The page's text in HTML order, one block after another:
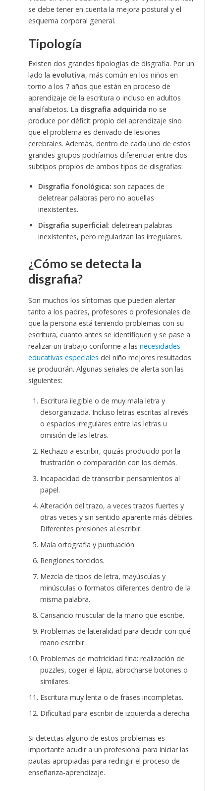
se debe tener en cuenta la mejora postural y el
esquema corporal general.
Tipología
Existen dos grandes tipologías de disgrafia. Por un
lado la evolutiva, más común en los niños en
torno a los 7 años que están en proceso de
aprendizaje de la escritura o incluso en adultos
analfabetos. La disgrafia adquirida no se
produce por déficit propio del aprendizaje sino
que el problema es derivado de lesiones
cerebrales. Además, dentro de cada uno de estos
grandes grupos podríamos diferenciar entre dos
subtipos propios de ambos tipos de disgrafias:
Disgrafia fonológica: son capaces de
deletrear palabras pero no aquellas
inexistentes.
Disgrafia superficial: deletrean palabras
inexistentes, pero regularizan las irregulares.
¿Cómo se detecta la
disgrafia?
Son muchos los síntomas que pueden alertar
tanto a los padres, profesores o profesionales de
que la persona está teniendo problemas con su
escritura, cuanto antes se identifiquen y se pase a
realizar un trabajo conforme a las necesidades
educativas especiales del niño mejores resultados
se producirán. Algunas señales de alerta son las
siguientes:
Escritura ilegible o de muy mala letra y
desorganizada. Incluso letras escritas al revés
o espacios irregulares entre las letras u
omisión de las letras.
Rechazo a escribir, quizás producido por la
frustración o comparación con los demás.
Incapacidad de transcribir pensamientos al
papel.
Alteración del trazo, a veces trazos fuertes y
otras veces y sin sentido aparente más débiles.
Diferentes presiones al escribir.
Mala ortografía y puntuación.
Renglones torcidos.
Mezcla de tipos de letra, mayúsculas y
minúsculas o formatos diferentes dentro de la
misma palabra.
Cansancio muscular de la mano que escribe.
Problemas de lateralidad para decidir con qué
mano escribir.
Problemas de motricidad fina: realización de
puzzles, coger el lápiz, abrocharse botones o
similares.
Escritura muy lenta o de frases incompletas.
Dificultad para escribir de izquierda a derecha.
Si detectas alguno de estos problemas es
importante acudir a un profesional para iniciar las
pautas apropiadas para redirigir el proceso de
enseñanza-aprendizaje.